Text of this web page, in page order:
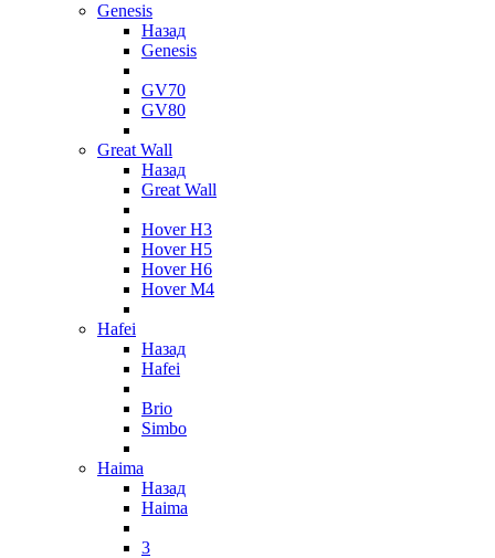
Genesis
Назад
Genesis
GV70
GV80
Great Wall
Назад
Great Wall
Hover H3
Hover H5
Hover H6
Hover M4
Hafei
Назад
Hafei
Brio
Simbo
Haima
Назад
Haima
3